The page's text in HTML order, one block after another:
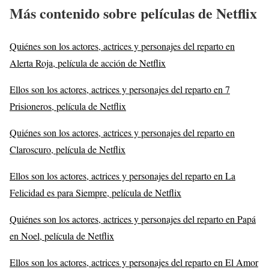
Más contenido sobre películas de Netflix
Quiénes son los actores, actrices y personajes del reparto en
Alerta Roja, película de acción de Netflix
Ellos son los actores, actrices y personajes del reparto en 7
Prisioneros, película de Netflix
Quiénes son los actores, actrices y personajes del reparto en
Claroscuro, película de Netflix
Ellos son los actores, actrices y personajes del reparto en La
Felicidad es para Siempre, película de Netflix
Quiénes son los actores, actrices y personajes del reparto en Papá
en Noel, película de Netflix
Ellos son los actores, actrices y personajes del reparto en El Amor